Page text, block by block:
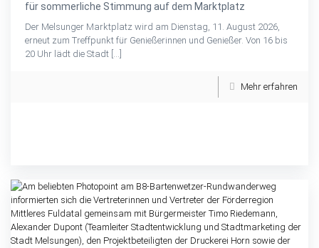
für sommerliche Stimmung auf dem Marktplatz
Der Melsunger Marktplatz wird am Dienstag, 11. August 2026,
erneut zum Treffpunkt für Genießerinnen und Genießer. Von 16 bis
20 Uhr lädt die Stadt […]
Mehr erfahren